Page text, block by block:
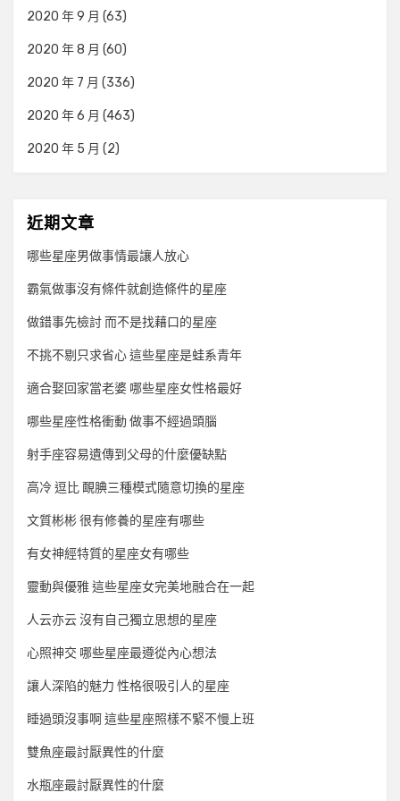
2020 年 9 月 (63)
2020 年 8 月 (60)
2020 年 7 月 (336)
2020 年 6 月 (463)
2020 年 5 月 (2)
近期文章
哪些星座男做事情最讓人放心
霸氣做事沒有條件就創造條件的星座
做錯事先檢討 而不是找藉口的星座
不挑不剔只求省心 這些星座是蛙系青年
適合娶回家當老婆 哪些星座女性格最好
哪些星座性格衝動 做事不經過頭腦
射手座容易遺傳到父母的什麼優缺點
高冷 逗比 靦腆三種模式隨意切換的星座
文質彬彬 很有修養的星座有哪些
有女神經特質的星座女有哪些
靈動與優雅 這些星座女完美地融合在一起
人云亦云 沒有自己獨立思想的星座
心照神交 哪些星座最遵從內心想法
讓人深陷的魅力 性格很吸引人的星座
睡過頭沒事啊 這些星座照樣不緊不慢上班
雙魚座最討厭異性的什麼
水瓶座最討厭異性的什麼